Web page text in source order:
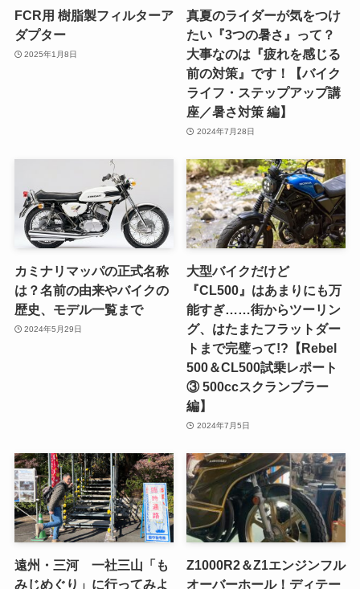
FCR用 樹脂製フィルターア
ダプター
2025年1月8日
真夏のライダーが気をつけ
たい『3つの暑さ』って？
大事なのは『疲れを感じる
前の対策』です！【バイク
ライフ・ステップアップ講
座／暑さ対策 編】
2024年7月28日
カミナリマッパの正式名称
は？名前の由来やバイクの
歴史、モデル一覧まで
2024年5月29日
大型バイクだけど
『CL500』はあまりにも万
能すぎ……街からツーリン
グ、はたまたフラットダー
トまで完璧って!?【Rebel
500＆CL500試乗レポート
③ 500ccスクランブラー
編】
2024年7月5日
遠州・三河 一社三山「も
みじめぐり」に行ってみよ
Z1000R2＆Z1エンジンフル
オーバーホール！ディテー